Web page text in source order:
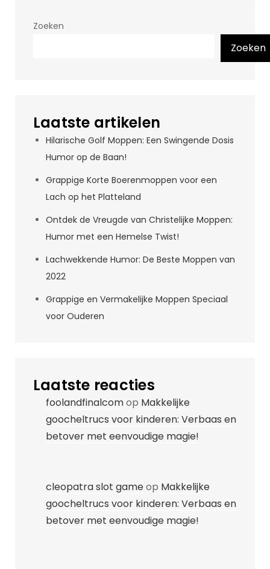
Zoeken
Zoeken
Laatste artikelen
Hilarische Golf Moppen: Een Swingende Dosis
Humor op de Baan!
Grappige Korte Boerenmoppen voor een
Lach op het Platteland
Ontdek de Vreugde van Christelijke Moppen:
Humor met een Hemelse Twist!
Lachwekkende Humor: De Beste Moppen van
2022
Grappige en Vermakelijke Moppen Speciaal
voor Ouderen
Laatste reacties
foolandfinalcomop Makkelijke
goocheltrucs voor kinderen: Verbaas en
betover met eenvoudige magie!
cleopatra slot gameop Makkelijke
goocheltrucs voor kinderen: Verbaas en
betover met eenvoudige magie!